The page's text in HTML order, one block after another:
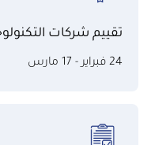
تقييم شركات
24 فبراير - 17 مارس